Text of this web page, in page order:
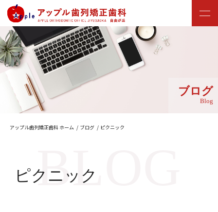
ブログ
Blog
アップル歯列矯正歯科 ホーム ブログ ピクニック
ピクニック